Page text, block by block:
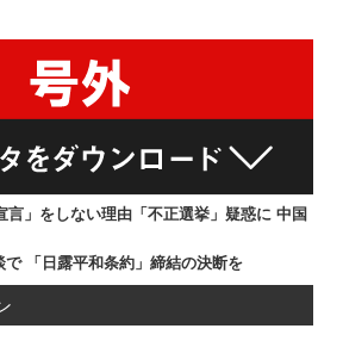
言」をしない理由「不正選挙」疑惑に 中国
「日露平和条約」締結の決断を